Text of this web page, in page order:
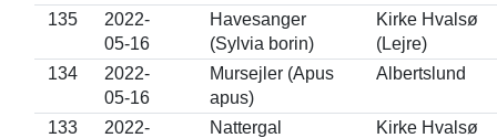
135
2022-
05-16
Havesanger
(Sylvia borin)
Kirke Hvalsø
(Lejre)
134
2022-
05-16
Mursejler (Apus
apus)
Albertslund
133
2022-
Nattergal
Kirke Hvalsø